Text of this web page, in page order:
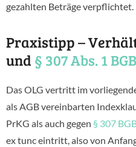
gezahlten Beträge verpflichtet.
Praxistipp –
und § 307 Abs. 1 BGB
Das OLG vertritt im
als AGB vereinbarten
PrKG als auch gegen § 307
ex tunc eintritt, also von